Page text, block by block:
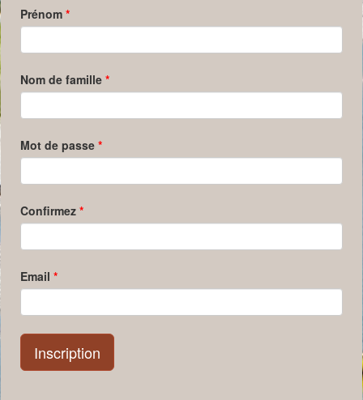
Prénom *
Nom de famille *
Mot de passe *
Confirmez *
Email *
Inscription